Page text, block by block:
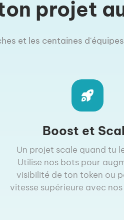
projet
et les centaines
Boost et
Un projet scale quand tu
Utilise nos bots pour
visibilité de ton token ou
vitesse supérieure avec